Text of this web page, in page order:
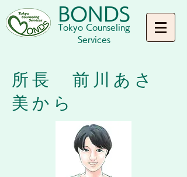
BONDS
Tokyo Counseling
Services
所長 前川あさ
美から